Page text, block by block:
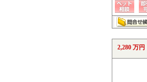
2,280 万円